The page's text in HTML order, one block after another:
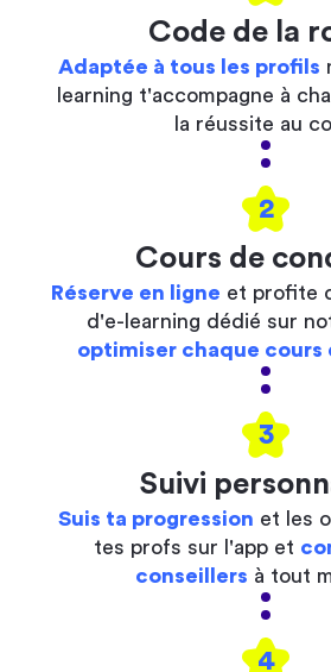
Code de la
Adaptée à tous les profils
learning t'accompagne à
la réussite au
2
Cours de
Réserve en ligne et profite
d'e-learning dédié sur
optimiser chaque cours
3
Suivi
Suis ta progression et les
tes profs sur l'app et
conseillers à tout
4